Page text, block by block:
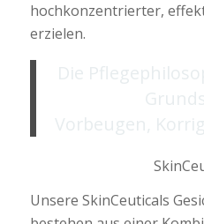
hochkonzentrierter,
erzielen.
Die
Vorbeugen,
Unsere SkinCeuticals